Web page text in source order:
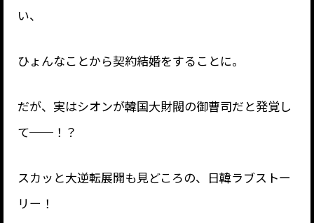
い、
ひょんなことから契約結婚をすることに。
だが、実はシオンが韓国大財閥の御曹司だと発覚し
て──！？
スカッと大逆転展開も見どころの、日韓ラブストー
リー！